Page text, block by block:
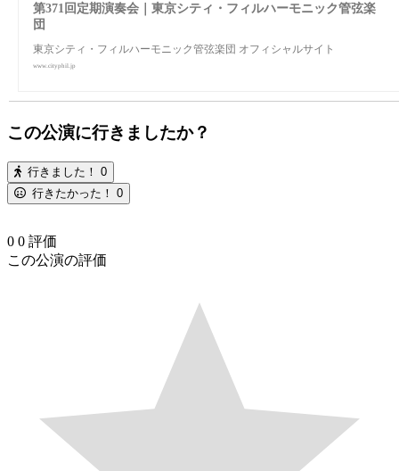
第371回定期演奏会｜東京シティ・フィルハーモニック管弦楽
団
東京シティ・フィルハーモニック管弦楽団 オフィシャルサイト
www.cityphil.jp
この公演に行きましたか？
行きました！ 0
行きたかった！ 0
0 0 評価
この公演の評価